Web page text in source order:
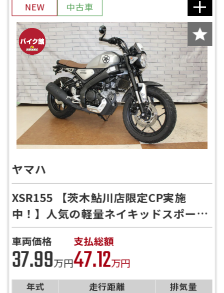
NEW 中古車
ヤマハ
XSR155 【茨木鮎川店限定CP実施
中！】人気の軽量ネイキッドスポーツ
【来店商談予約割引実施中！】
車両価格
37.99万円
支払総額
47.12万円
年式 走行距離 排気量